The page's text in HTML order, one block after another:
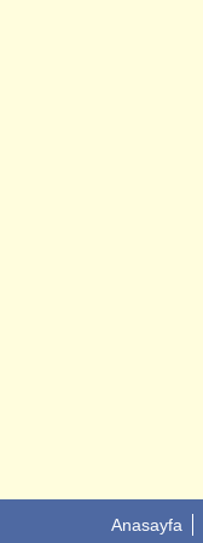
Anasayfa